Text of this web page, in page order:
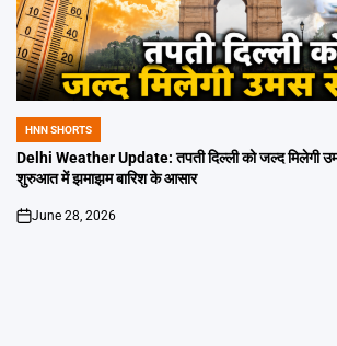
POSTED
IN
HNN SHORTS
Delhi Weather Update: तपती दिल्ली को जल्द मिलेगी
शुरुआत में झमाझम बारिश के आसार
on
June 28, 2026